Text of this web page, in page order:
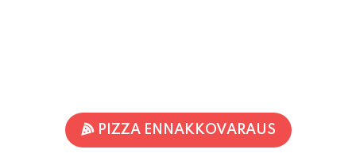
PIZZA ENNAKKOVARAUS